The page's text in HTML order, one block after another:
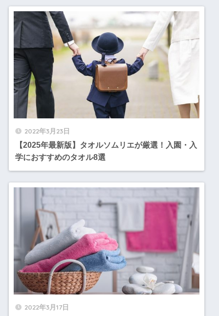
2022年3月23日
【2025年最新版】タオルソムリエが厳選！入園・入
学におすすめのタオル8選
2022年3月17日